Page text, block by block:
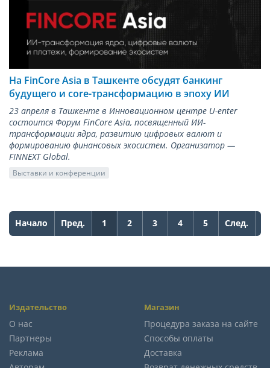
На FinCore Asia в Ташкенте обсудят банкинг
будущего и core-трансформацию в эпоху ИИ
23 апреля в Ташкенте в Инновационном центре U-enter
состоится Форум FinCore Asia, посвященный ИИ-
трансформации ядра, развитию цифровых валют и
формированию финансовых экосистем. Организатор —
FINNEXT Global.
Выставки и конференции
Начало Пред. 1 2 3 4 5 След.
Издательство
О нас
Партнеры
Реклама
Магазин
Процедура заказа на сайте
Способы оплаты
Доставка